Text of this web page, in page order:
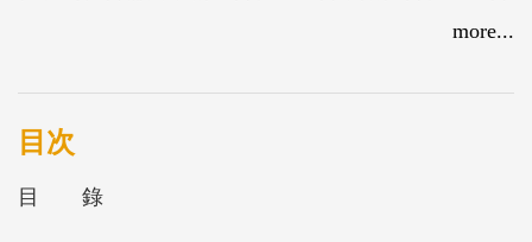
執行長。基金會服務除關心雛妓問題外，並擴及問題
地。1996年湯修女曾於瑞典舉行的聯合國「反對兒童
商業化性剝削世界大會」上，發表「善牧的臺灣經
具體化實現運用，即是「復原力（Resilience）」。後
more...
目次
目 錄